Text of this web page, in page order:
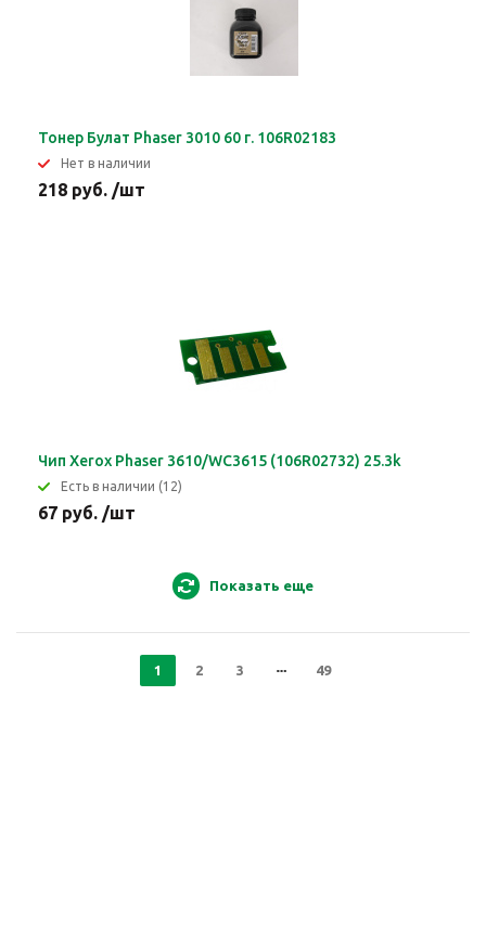
Тонер Булат Phaser 3010 60 г. 106R02183
Нет в наличии
218 руб. /шт
Чип Xerox Phaser 3610/WC3615 (106R02732) 25.3k
Eсть в наличии (12)
67 руб. /шт
Показать еще
1 2 3 49